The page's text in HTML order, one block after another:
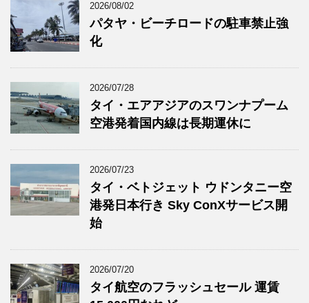
2026/08/02
パタヤ・ビーチロードの駐車禁止強
化
2026/07/28
タイ・エアアジアのスワンナプーム
空港発着国内線は長期運休に
2026/07/23
タイ・ベトジェット ウドンタニー空
港発日本行き Sky ConXサービス開
始
2026/07/20
タイ航空のフラッシュセール 運賃